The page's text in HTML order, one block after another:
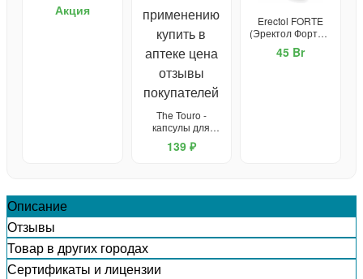
простатита и для
Акция
The Touro -
капсулы для
потенции
139 ₽
Erectol FORTE
(Эректол Форте) -
средство для
потенции
45 Br
Описание
Отзывы
Товар в других городах
Сертификаты и лицензии